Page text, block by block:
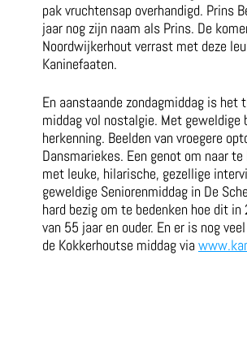
pak vruchtensap overhandigd. Prins
jaar nog zijn naam als Prins. De
Noordwijkerhout verrast met deze
Kaninefaaten.
En aanstaande zondagmiddag is
middag vol nostalgie. Met geweldige
herkenning. Beelden van vroegere
Dansmariekes. Een genot om naar
met leuke, hilarische, gezellige
geweldige Seniorenmiddag in De
hard bezig om te bedenken hoe dit
van 55 jaar en ouder. En er is nog
de Kokkerhoutse middag via